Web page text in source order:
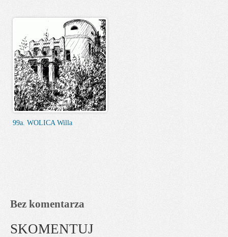
99a. WOLICA Willa
Bez komentarza
SKOMENTUJ